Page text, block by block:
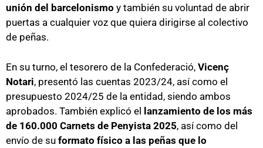
unión del barcelonismo y también su voluntad de abrir
puertas a cualquier voz que quiera dirigirse al colectivo
de peñas.
En su turno, el tesorero de la Confederació, Vicenç
Notari, presentó las cuentas 2023/24, así como el
presupuesto 2024/25 de la entidad, siendo ambos
aprobados. También explicó el lanzamiento de los más
de 160.000 Carnets de Penyista 2025, así como del
envío de su formato físico a las peñas que lo